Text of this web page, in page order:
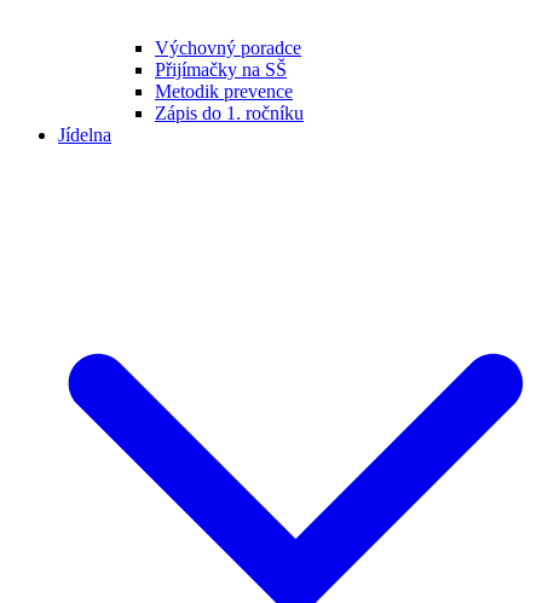
Výchovný poradce
Přijímačky na SŠ
Metodik prevence
Zápis do 1. ročníku
Jídelna